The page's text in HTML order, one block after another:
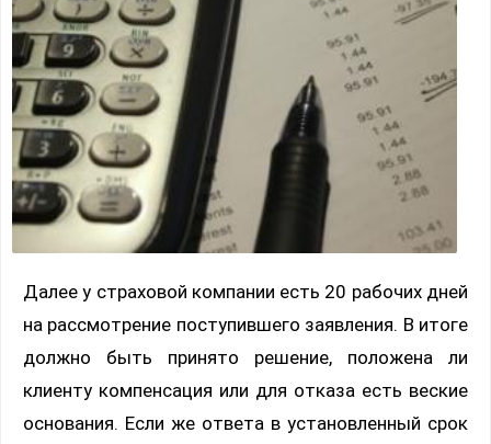
Далее у страховой компании есть 20 рабочих дней
на рассмотрение поступившего заявления. В итоге
должно быть принято решение, положена ли
клиенту компенсация или для отказа есть веские
основания. Если же ответа в установленный срок